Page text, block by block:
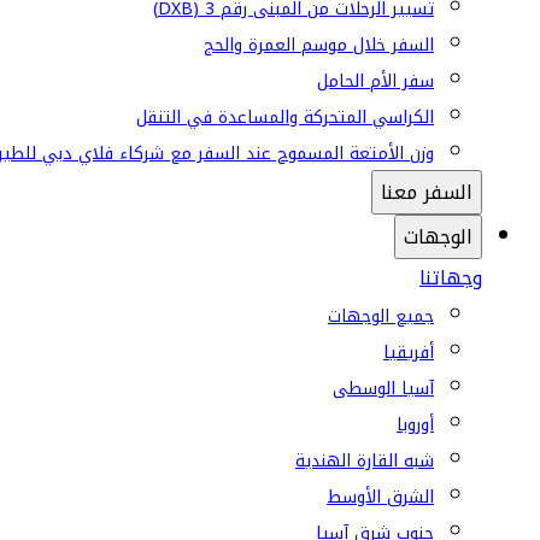
تسيير الرحلات من المبنى رقم 3 (DXB)
السفر خلال موسم العمرة والحج
سفر الأم الحامل
الكراسي المتحركة والمساعدة في التنقل
وزن الأمتعة المسموح عند السفر مع شركاء فلاي دبي
السفر معنا
الوجهات
وجهاتنا
جميع الوجهات
أفريقيا
آسيا الوسطى
أوروبا
شبه القارة الهندية
الشرق الأوسط
جنوب شرق آسيا